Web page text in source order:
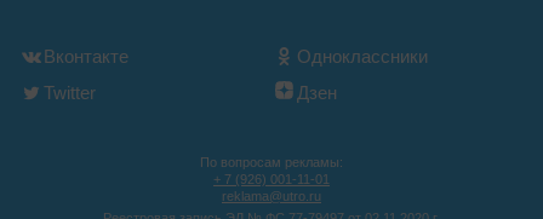
Вконтакте
Одноклассники
Twitter
Дзен
По вопросам рекламы:
+ 7 (926) 001-11-01
reklama@utro.ru